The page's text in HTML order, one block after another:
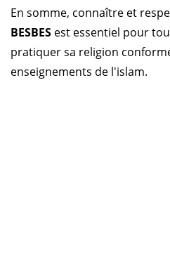
En somme, connaître et
BESBES est essentiel pour
pratiquer sa religion
enseignements de l'islam.